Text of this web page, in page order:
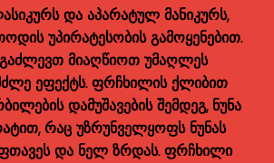
და აპარატულ მანიკურს,
უპირატესობის გამოყენებით.
გაძლევთ მიაღწიოთ უმაღლეს
ეფექტს. ფრჩხილის ქლიბით
დამუშავების შემდეგ, ნუნა
რაც უზრუნველყოფს ნუნას
და ნელ ზრდას. ფრჩხილი